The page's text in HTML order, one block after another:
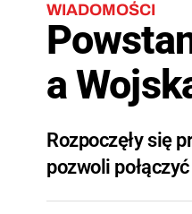
WIADOMOŚCI
a
Rozpoczęły się
pozwoli